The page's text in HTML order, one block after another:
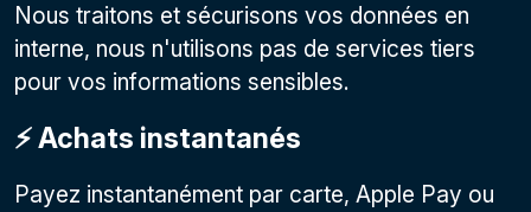
Nous traitons et sécurisons vos données en
interne, nous n'utilisons pas de services tiers
pour vos informations sensibles.
⚡️ Achats instantanés
Payez instantanément par carte, Apple Pay ou